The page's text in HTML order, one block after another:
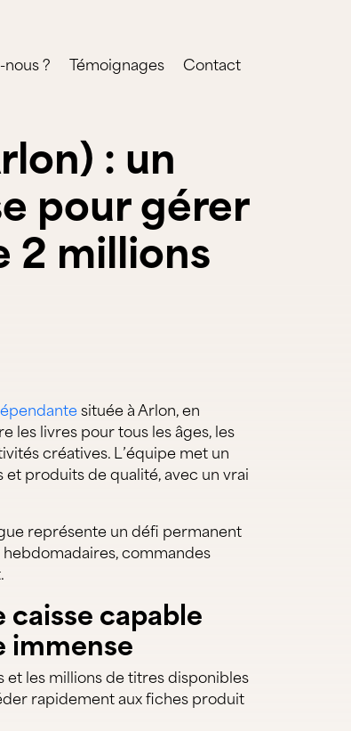
? Témoignages Contact
: un
pour gérer
2 millions
située à Arlon, en
les livres pour tous les âges, les
créatives. L’équipe met un
produits de qualité, avec un vrai
représente un défi permanent
commandes
caisse capable
immense
et les millions de titres disponibles
rapidement aux fiches produit